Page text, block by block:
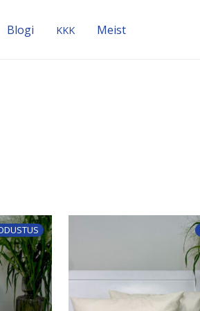
Blogi KKK Meist